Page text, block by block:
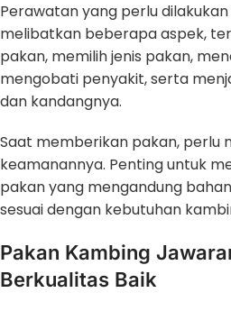
Perawatan yang perlu
melibatkan beberapa aspek,
pakan, memilih jenis pakan,
mengobati penyakit, serta
dan kandangnya.
Saat memberikan pakan, perlu
keamanannya. Penting untuk
pakan yang mengandung
sesuai dengan kebutuhan
Pakan Kambing
Berkualitas Baik